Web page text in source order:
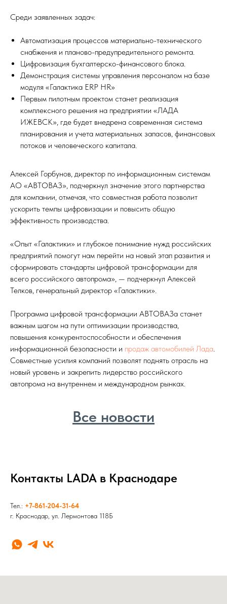
Среди заявленных задач:
Автоматизация процессов материально-технического
снабжения и планово-предупредительного ремонта.
Цифровизация бухгалтерско-финансового блока.
Демонстрация системы управления персоналом на базе
модуля «Галактика ERP HR»
Первым пилотным проектом станет реализация
комплексного решения на предприятии «ЛАДА
ИЖЕВСК», где будет внедрена современная система
планирования и учета материальных запасов, финансовых
потоков и человеческого капитала.
Алексей Горбунов, директор по информационным системам
АО «АВТОВАЗ», подчеркнул значение этого партнерства
для компании, отмечая, что совместная работа позволит
ускорить темпы цифровизации и повысить общую
эффективность производства.
«Опыт «Галактики» и глубокое понимание нужд российских
предприятий помогут нам перейти на новый этап развития и
сформировать стандарты цифровой трансформации для
всего российского автопрома», — подчеркнул Алексей
Телков, генеральный директор «Галактики».
Программа цифровой трансформации АВТОВАЗа станет
важным шагом на пути оптимизации производства,
повышения конкурентоспособности и обеспечения
информационной безопасности и продаж автомобилей Лада.
Совместные усилия компаний позволят поднять отрасль на
новый уровень и закрепить лидерство российского
автопрома на внутреннем и международном рынках.
Все новости
Контакты LADA в Краснодаре
Тел.: +7-861-204-31-64
г. Краснодар, ул. Лермонтова 118Б